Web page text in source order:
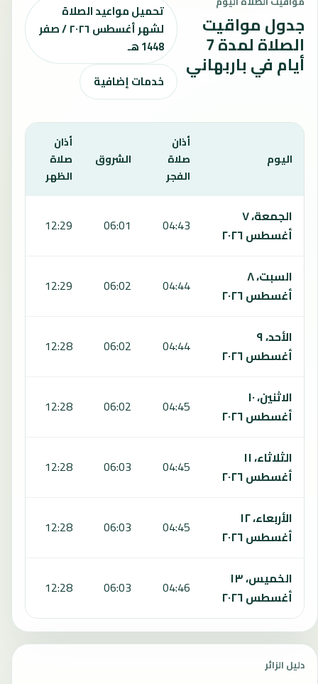
جدول مواقيت
الصلاة لمدة 7
أيام في باربهاني
تحميل مواعيد الصلاة
لشهر أغسطس ٢٠٢٦ / صفر
1448 هـ
خدمات إضافية
اليوم
أذان
صلاة
الفجر
الشروق
أذان
صلاة
الظهر
الجمعة، ٧
أغسطس ٢٠٢٦
04:43
06:01
12:29
السبت، ٨
أغسطس ٢٠٢٦
04:44
06:02
12:29
الأحد، ٩
أغسطس ٢٠٢٦
04:44
06:02
12:28
الاثنين، ١٠
أغسطس ٢٠٢٦
04:45
06:02
12:28
الثلاثاء، ١١
أغسطس ٢٠٢٦
04:45
06:03
12:28
الأربعاء، ١٢
أغسطس ٢٠٢٦
04:45
06:03
12:28
الخميس، ١٣
أغسطس ٢٠٢٦
04:46
06:03
12:28
دليل الزائر